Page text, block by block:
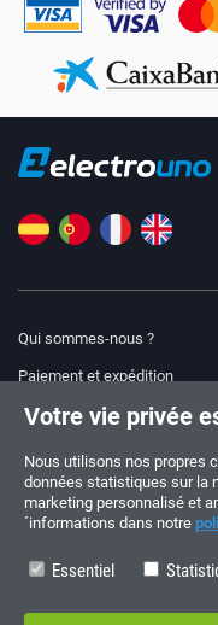
Qui sommes-nous ?
Paiement et expédition
Avis juridique
Politique de confidentialité
+34 910 600 459
Votre vie privée
Nous utilisons nos propres
données statistiques sur la
marketing personnalisé et
´informations dans notre
Essentiel